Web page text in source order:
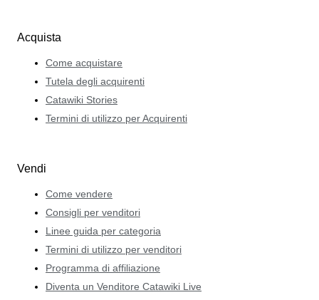
Acquista
Come acquistare
Tutela degli acquirenti
Catawiki Stories
Termini di utilizzo per Acquirenti
Vendi
Come vendere
Consigli per venditori
Linee guida per categoria
Termini di utilizzo per venditori
Programma di affiliazione
Diventa un Venditore Catawiki Live